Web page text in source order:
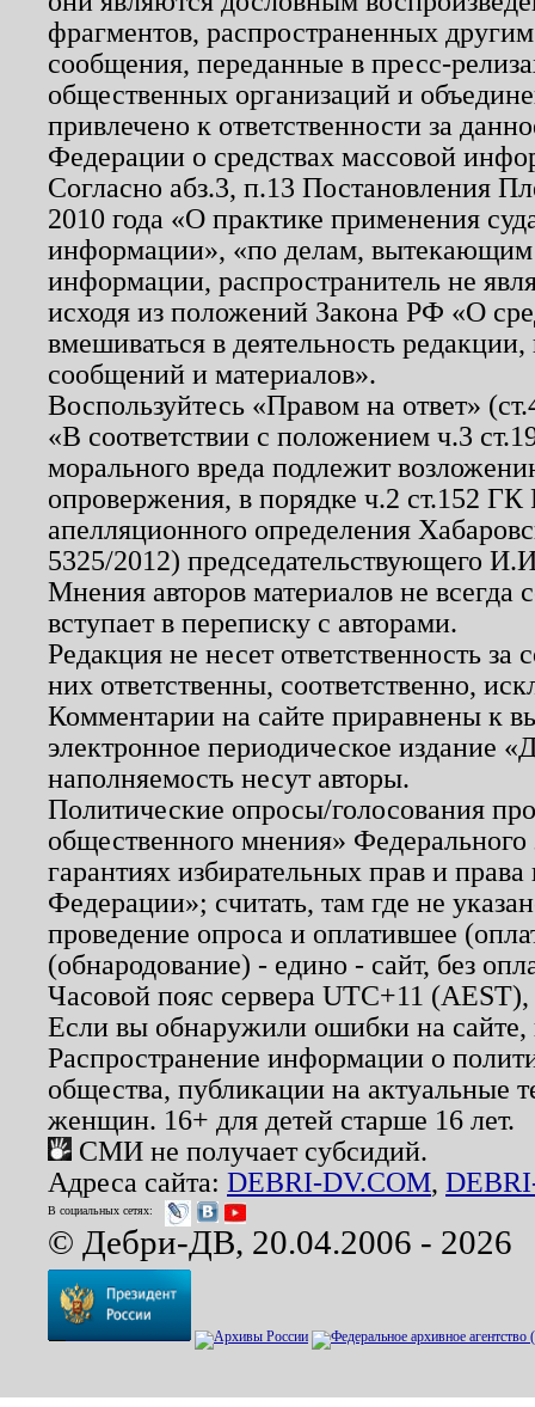
фрагментов, распространенных
сообщения, переданные в пресс-
общественных организаций и
привлечено к ответственности за
Федерации о средствах массовой
Согласно абз.3, п.13 Постановления
2010 года «О практике применения
информации», «по делам, вытекающим
информации, распространитель не
исходя из положений Закона РФ «О
вмешиваться в деятельность
сообщений и материалов».
Воспользуйтесь «Правом на ответ»
«В соответствии с положением ч.3
морального вреда подлежит
опровержения, в порядке ч.2 ст.152
апелляционного определения
5325/2012) председательствующего
Мнения авторов материалов не
вступает в переписку с авторами.
Редакция не несет ответственность
них ответственны, соответственно,
Комментарии на сайте приравнены к
электронное периодическое издание
наполняемость несут авторы.
Политические опросы/голосования
общественного мнения»
гарантиях избирательных прав и
Федерации»; считать, там где не
проведение опроса и оплатившее
(обнародование) - едино - сайт, без
Часовой пояс сервера UTC+11
Если вы обнаружили ошибки на
Распространение информации о
общества, публикации на актуальные
женщин. 16+ для детей старше 16 лет.
СМИ не получает субсидий.
Адреса сайта: DEBRI-DV.COM,
В социальных сетях:
© Дебри-ДВ, 20.04.2006 - 2026